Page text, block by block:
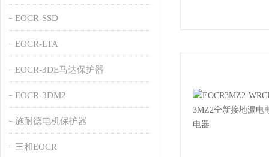
EOCR-SSD
EOCR-LTA
EOCR-3DE马达保护器
EOCR-3DM2
施耐德电机保护器
三和EOCR